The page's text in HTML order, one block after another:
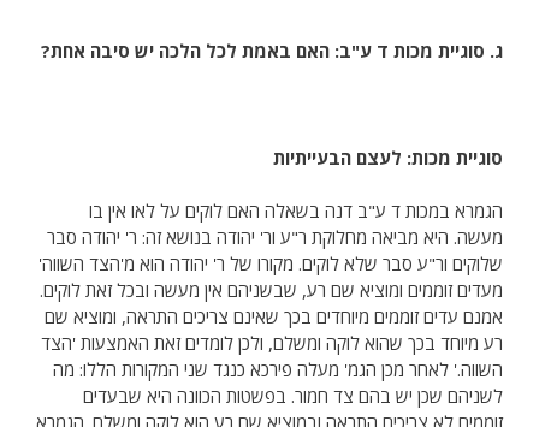
ג. סוגיית מכות ד ע"ב: האם באמת לכל הלכה יש סיבה אחת?
סוגיית מכות: לעצם הבעייתיות
הגמרא במכות ד ע"ב דנה בשאלה האם לוקים על לאו אין בו
מעשה. היא מביאה מחלוקת ר"ע ור' יהודה בנושא זה: ר' יהודה סבר
שלוקים ור"ע סבר שלא לוקים. מקורו של ר' יהודה הוא מ'הצד השווה'
מעדים זוממים ומוציא שם רע, שבשניהם אין מעשה ובכל זאת לוקים.
אמנם עדים זוממים מיוחדים בכך שאינם צריכים התראה, ומוציא שם
רע מיוחד בכך שהוא לוקה ומשלם, ולכן לומדים זאת האמצעות 'הצד
השווה.' לאחר מכן הגמ' מעלה פירכא כנגד שני המקורות הללו: מה
לשניהם שכן יש בהם צד חמור. בפשטות הכוונה היא שבעדים